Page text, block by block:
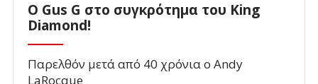
O Gus G στο συγκρότημα του King
Diamond!
Παρελθόν μετά από 40 χρόνια ο Andy
LaRocque